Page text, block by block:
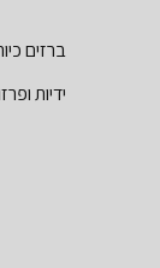
ברזים
ידיות